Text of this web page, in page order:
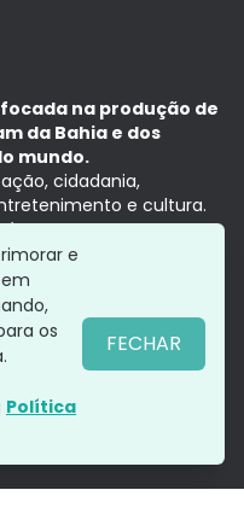
na produção de
da Bahia e dos
mundo.
cidadania,
e cultura.
no tempo presente,
e
os
Política
FECHAR